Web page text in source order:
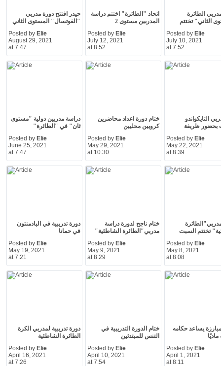
حيدر افتتح دورة مدربي
"الفوتسال" المستوى الثاني
Posted by Elie
August 29, 2021
at 7:47
اتحاد "الطائرة" اختتم دراسة
المدربين مستوى 2
Posted by Elie
July 12, 2021
at 8:52
الطائرة
الثاني" تختتم
Posted by Elie
July 10, 2021
at 7:52
دراسة مدربين دولية "مستوى
ثان" في "الطائرة"
Posted by Elie
June 25, 2021
at 7:47
ختام دورة اعداد محاضرين
كرويين محليين
Posted by Elie
May 29, 2021
at 10:30
التايكواندو
بحضور ظريفة
Posted by Elie
May 22, 2021
at 8:39
دورة تدريبية في البادمنتون
في حمانا
Posted by Elie
May 19, 2021
at 7:21
ختام ناجح لدورة دراسة
مدربي"الطائرة الشاطئية"
Posted by Elie
May 9, 2021
at 8:29
تختتم السبت
Posted by Elie
May 8, 2021
at 8:08
دورة تدريبية لمدربي الكرة
الطائرة الشاطئية
Posted by Elie
April 16, 2021
at 7:26
ختام الدورة التدريبية في
التنس للمبتدئين
Posted by Elie
April 10, 2021
at 7:54
يساعد حكامه
Posted by Elie
April 1, 2021
at 8:11